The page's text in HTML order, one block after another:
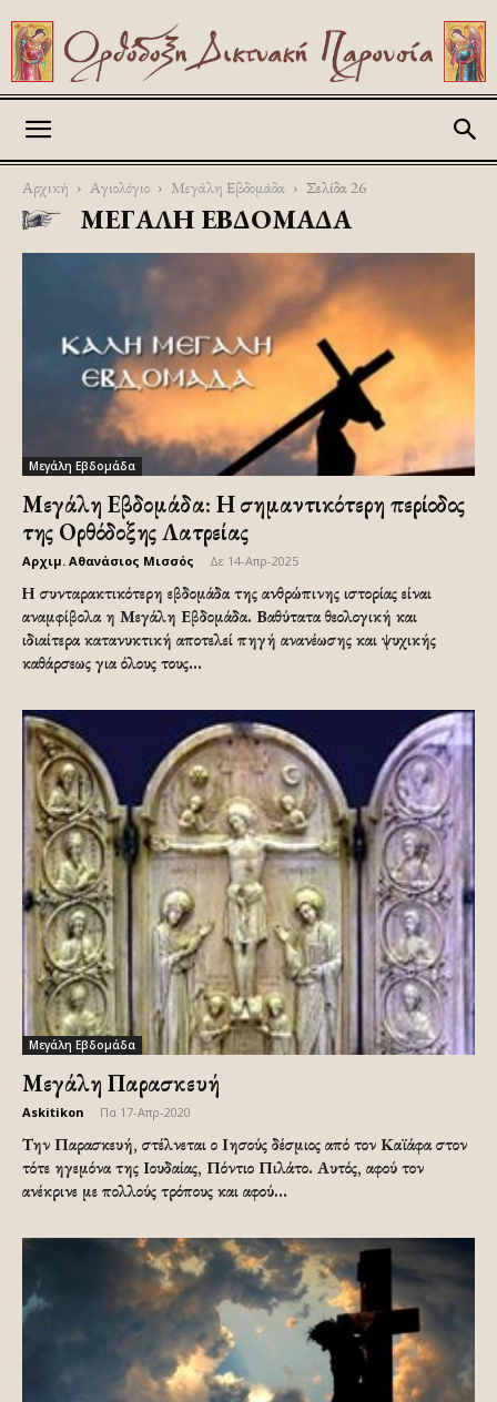
Αρχική Αγιολόγιο Μεγάλη Εβδομάδα Σελίδα 26
ΜΕΓΆΛΗ ΕΒΔΟΜΆΔΑ
Μεγάλη Εβδομάδα
Μεγάλη Εβδομάδα: Η σημαντικότερη περίοδος
της Ορθόδοξης Λατρείας
Αρχιμ. Αθανάσιος Μισσός Δε 14-Απρ-2025
Η συνταρακτικότερη εβδομάδα της ανθρώπινης ιστορίας είναι
αναμφίβολα η Μεγάλη Εβδομάδα. Βαθύτατα θεολογική και
ιδιαίτερα κατανυκτική αποτελεί πηγή ανανέωσης και ψυχικής
καθάρσεως για όλους τους...
Μεγάλη Εβδομάδα
Μεγάλη Παρασκευή
Askitikon Πα 17-Απρ-2020
Την Παρασκευή, στέλνεται ο Ιησούς δέσμιος από τον Καϊάφα στον
τότε ηγεμόνα της Ιουδαίας, Πόντιο Πιλάτο. Αυτός, αφού τον
ανέκρινε με πολλούς τρόπους και αφού...